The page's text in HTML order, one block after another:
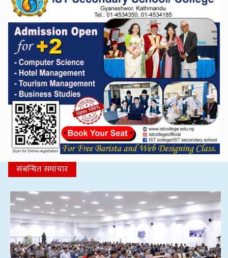
संबन्धित समाचार